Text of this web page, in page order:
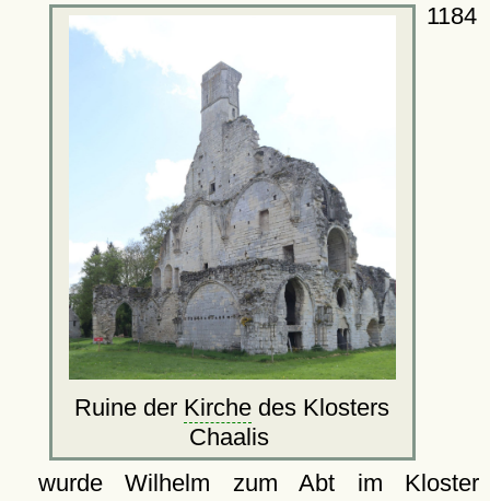
Ruine der Kirche des Klosters
Chaalis
1184
wurde Wilhelm zum Abt im Kloster